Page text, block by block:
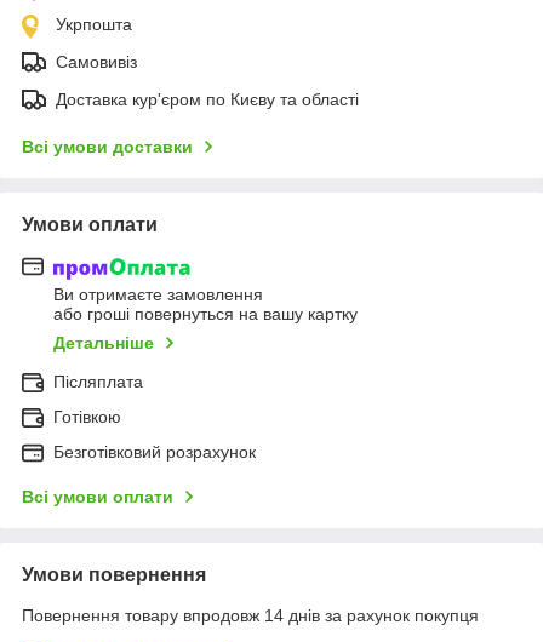
Укрпошта
Самовивіз
Доставка кур'єром по Києву та області
Всі умови доставки
Умови оплати
Ви отримаєте замовлення
або гроші повернуться на вашу картку
Детальніше
Післяплата
Готівкою
Безготівковий розрахунок
Всі умови оплати
Умови повернення
Повернення товару впродовж 14 днів за рахунок покупця